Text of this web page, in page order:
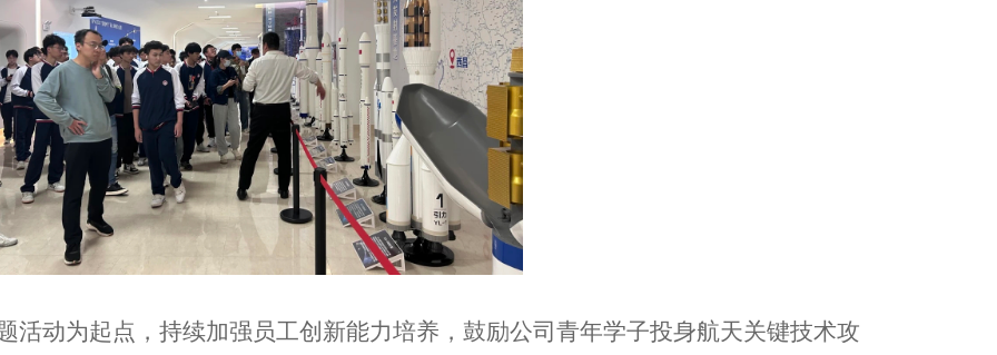
活动为起点，持续加强员工创新能力培养，鼓励公司青年学子投身航天关键技术攻